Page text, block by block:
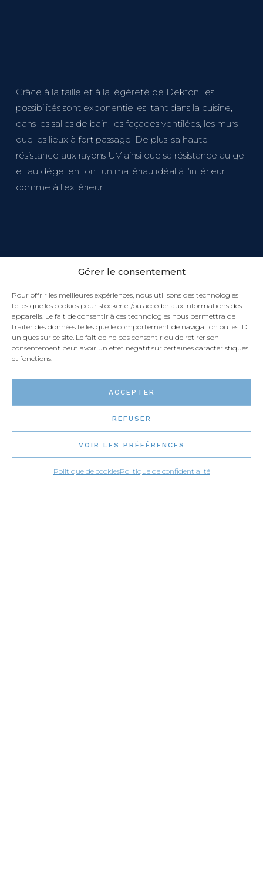
Gérer le consentement
Pour offrir les meilleures expériences, nous utilisons des technologies
telles que les cookies pour stocker et/ou accéder aux informations des
appareils. Le fait de consentir à ces technologies nous permettra de
traiter des données telles que le comportement de navigation ou les ID
uniques sur ce site. Le fait de ne pas consentir ou de retirer son
consentement peut avoir un effet négatif sur certaines caractéristiques
et fonctions.
ACCEPTER
REFUSER
VOIR LES PRÉFÉRENCES
Politique de cookiesPolitique de confidentialité
Grâce à la taille et à la légèreté de Dekton, les
possibilités sont exponentielles, tant dans la cuisine,
dans les salles de bain, les façades ventilées, les murs
que les lieux à fort passage. De plus, sa haute
résistance aux rayons UV ainsi que sa résistance au gel
et au dégel en font un matériau idéal à l’intérieur
comme à l’extérieur.
Bases de douche